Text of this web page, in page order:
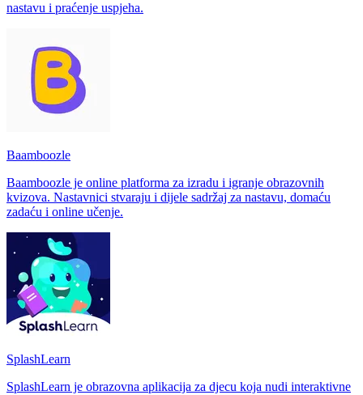
nastavu i praćenje uspjeha.
Baamboozle
Baamboozle je online platforma za izradu i igranje obrazovnih
kvizova. Nastavnici stvaraju i dijele sadržaj za nastavu, domaću
zadaću i online učenje.
SplashLearn
SplashLearn je obrazovna aplikacija za djecu koja nudi interaktivne